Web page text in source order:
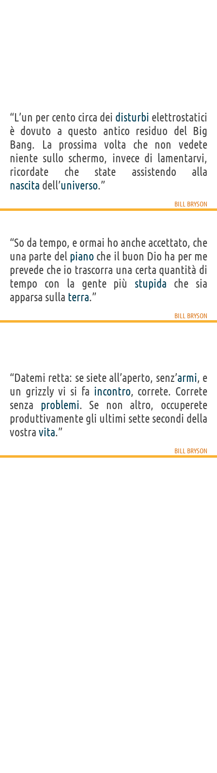
“L’un per cento circa dei disturbi elettrostatici
è dovuto a questo antico residuo del Big
Bang. La prossima volta che non vedete
niente sullo schermo, invece di lamentarvi,
ricordate che state assistendo alla
nascita dell’universo.”
BILL BRYSON
“So da tempo, e ormai ho anche accettato, che
una parte del piano che il buon Dio ha per me
prevede che io trascorra una certa quantità di
tempo con la gente più stupida che sia
apparsa sulla terra.”
BILL BRYSON
“Datemi retta: se siete all’aperto, senz’armi, e
un grizzly vi si fa incontro, correte. Correte
senza problemi. Se non altro, occuperete
produttivamente gli ultimi sette secondi della
vostra vita.”
BILL BRYSON